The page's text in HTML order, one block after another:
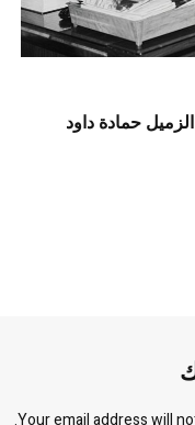
حمادة داود
Your email address will